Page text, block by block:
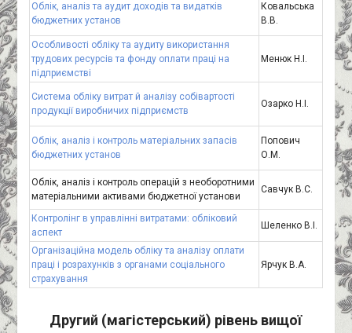
Облік, аналіз та аудит доходів та видатків
бюджетних установ
Ковальська
В.В.
Особливості обліку та аудиту використання
трудових ресурсів та фонду оплати праці на
підприємстві
Менюк Н.І.
Система обліку витрат й аналізу собівартості
продукції виробничих підприємств
Озарко Н.І.
Облік, аналіз і контроль матеріальних запасів
бюджетних установ
Попович
О.М.
Облік, аналіз і контроль операцій з необоротними
матеріальними активами бюджетної установи
Савчук В.С.
Контролінг в управлінні витратами: обліковий
аспект
Шеленко В.І.
Організаційна модель обліку та аналізу оплати
праці і розрахунків з органами соціального
страхування
Ярчук В.А.
Другий (магістерський) рівень вищої